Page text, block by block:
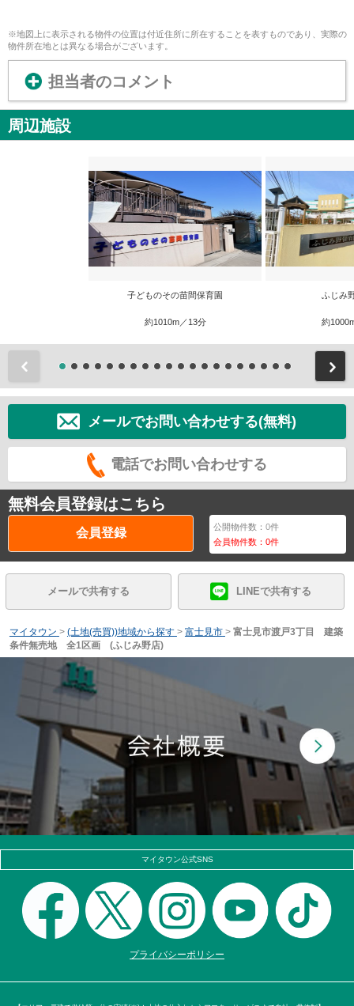
※地図上に表示される物件の位置は付近住所に所在することを表すものであり、実際の
物件所在地とは異なる場合がございます。
担当者のコメント
周辺施設
子どものその苗間保育園
約1010m／13分
ふじみ
約
メールでお問い合わせする(無料)
電話でお問い合わせする
無料会員登録はこちら
会員登録 公開物件数：0件
会員物件数：0件
メールで共有する LINEで共有する
マイタウン > (土地(売買))地域から探す > 富士見市 > 富士見市渡戸3丁目 建築
条件無売地 全1区画 (ふじみ野店)
マイタウン公式SNS
プライバシーポリシー